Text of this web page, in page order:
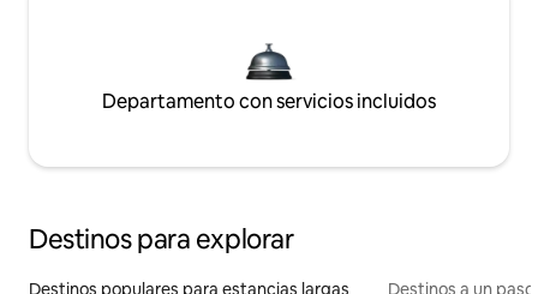
Departamento con servicios incluidos
Destinos para explorar
Destinos populares para estancias largas Destinos a un